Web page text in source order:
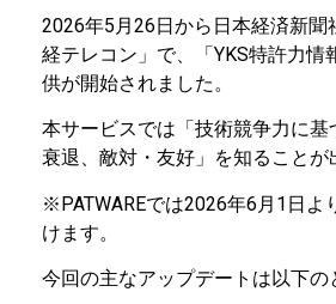
2026年5月26日から日本経済新聞
経テレコン」で、「YKS特許力情
供が開始されました。
本サービスでは「技術競争力に基
衰退、敵対・友好」を知ることが
※PATWAREでは2026年6月1日よ
けます。
今回の主なアップデートは以下の